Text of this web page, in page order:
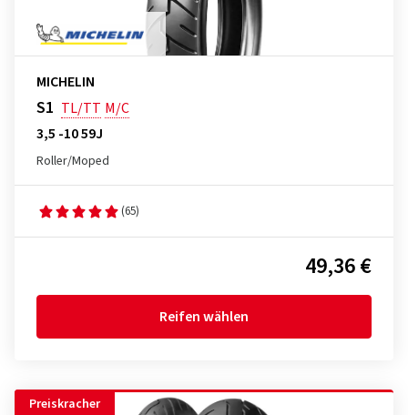
MICHELIN
S1 TL/TT M/C
3,5 -10 59J
Roller/Moped
(65)
49,36 €
Reifen wählen
Preiskracher